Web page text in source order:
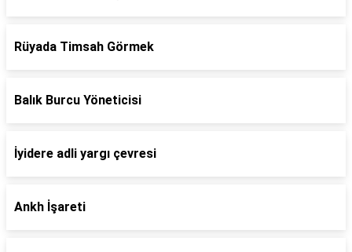
Rüyada Timsah Görmek
Balık Burcu Yöneticisi
İyidere adli yargı çevresi
Ankh İşareti